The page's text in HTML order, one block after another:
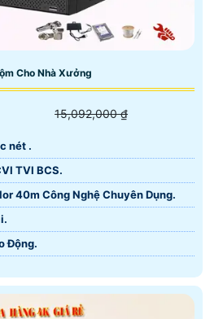
Cho Nhà Xưởng
15,092,000 ₫
nét .
TVI BCS.
40m Công Nghệ Chuyên Dụng.
Động.